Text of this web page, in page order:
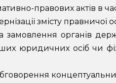
правових актів в
змісту правничої
органів
юридичних осіб чи